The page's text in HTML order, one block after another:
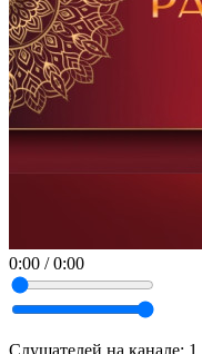
0:00 /0:00
Слушателей на канале: 1